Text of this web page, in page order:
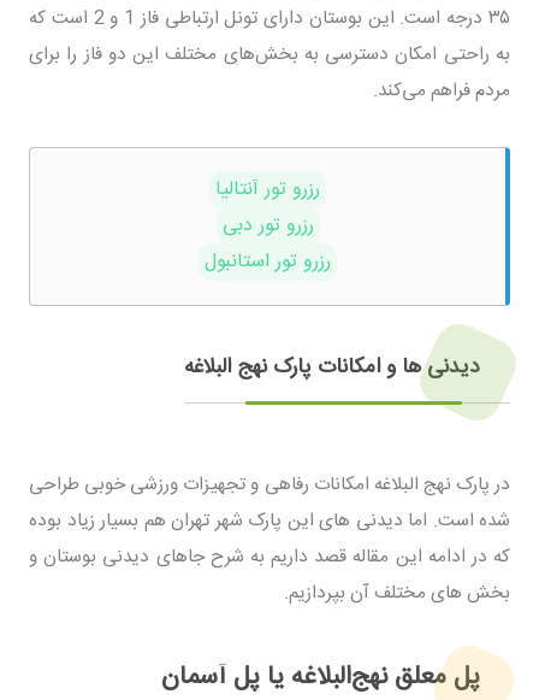
۳۵ درجه است. این بوستان دارای تونل ارتباطی فاز 1 و 2 است که
به راحتی امکان دسترسی به بخش‌های مختلف این دو فاز را برای
مردم فراهم می‌کند.
رزرو تور آنتالیا
رزرو تور دبی
رزرو تور استانبول
دیدنی ها و امکانات پارک نهج البلاغه
در پارک نهج البلاغه امکانات رفاهی و تجهیزات ورزشی خوبی طراحی
شده است. اما دیدنی های این پارک شهر تهران هم بسیار زیاد بوده
که در ادامه این مقاله قصد داریم به شرح جاهای دیدنی بوستان و
بخش های مختلف آن بپردازیم.
پل معلق نهج‌البلاغه یا پل آسمان